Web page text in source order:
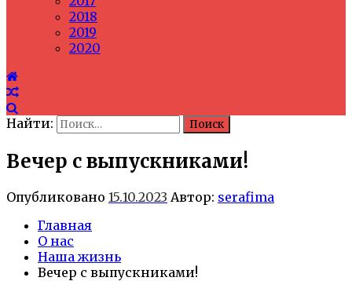
2018
2019
2020
Найти:
Вечер с выпускниками!
Опубликовано 15.10.2023 Автор: serafima
Главная
О нас
Наша жизнь
Вечер с выпускниками!